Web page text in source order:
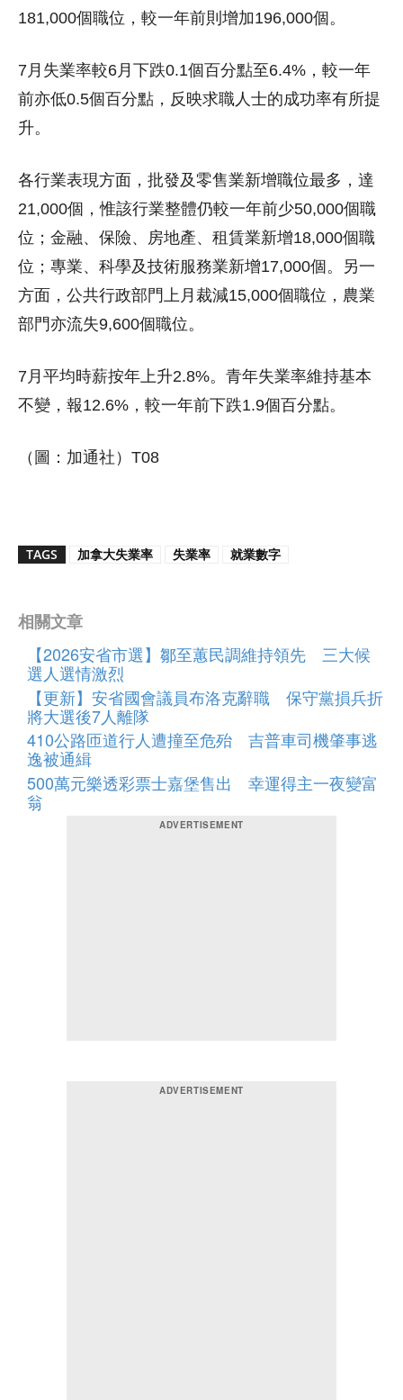
181,000個職位，較一年前則增加196,000個。
7月失業率較6月下跌0.1個百分點至6.4%，較一年
前亦低0.5個百分點，反映求職人士的成功率有所提
升。
各行業表現方面，批發及零售業新增職位最多，達
21,000個，惟該行業整體仍較一年前少50,000個職
位；金融、保險、房地產、租賃業新增18,000個職
位；專業、科學及技術服務業新增17,000個。另一
方面，公共行政部門上月裁減15,000個職位，農業
部門亦流失9,600個職位。
7月平均時薪按年上升2.8%。青年失業率維持基本
不變，報12.6%，較一年前下跌1.9個百分點。
（圖：加通社）T08
TAGS 加拿大失業率 失業率 就業數字
相關文章
【2026安省市選】鄒至蕙民調維持領先 三大候
選人選情激烈
【更新】安省國會議員布洛克辭職 保守黨損兵折
將大選後7人離隊
410公路匝道行人遭撞至危殆 吉普車司機肇事逃
逸被通緝
500萬元樂透彩票士嘉堡售出 幸運得主一夜變富
翁